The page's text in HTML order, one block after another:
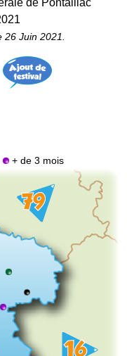
Juin 2021.
+ de 3 mois